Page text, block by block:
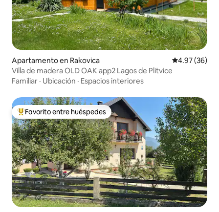
Apartamento en Rakovica Calificación
4.97 (36)
Villa de madera OLD OAK app2 Lagos de Plitvice
Familiar · Ubicación · Espacios interiores
Favorito entre huéspedes preferido
Favorito entre huéspedes